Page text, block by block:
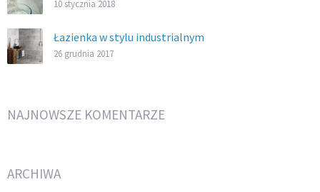
10 stycznia 2018
Łazienka w stylu industrialnym
26 grudnia 2017
NAJNOWSZE KOMENTARZE
ARCHIWA